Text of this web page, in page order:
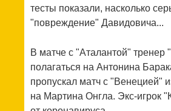
тесты показали, насколько
"повреждение" Давидовича...
В матче с "Аталантой"
полагаться на Антонина
пропускал матч с "Венецией"
на Мартина Онгла. Экс-игрок